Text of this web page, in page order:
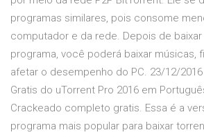
programas similares, pois consome
computador e da rede. Depois de
programa, você poderá baixar músicas,
afetar o desempenho do PC. 23/12/2016
Gratis do uTorrent Pro 2016 em
Crackeado completo gratis. Essa é a
programa mais popular para baixar